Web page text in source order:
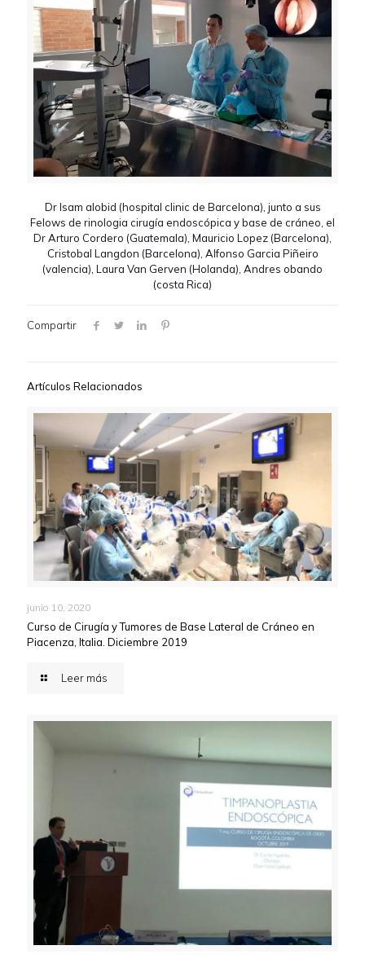
Dr Isam alobid (hospital clinic de Barcelona), junto a sus
Felows de rinologia cirugía endoscópica y base de cráneo, el
Dr Arturo Cordero (Guatemala), Mauricio Lopez (Barcelona),
Cristobal Langdon (Barcelona), Alfonso Garcia Piñeiro
(valencia), Laura Van Gerven (Holanda), Andres obando
(costa Rica)
Compartir
Artículos Relacionados
junio 10, 2020
Curso de Cirugía y Tumores de Base Lateral de Cráneo en
Piacenza, Italia. Diciembre 2019
Leer más